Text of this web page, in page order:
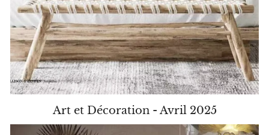
Art et Décoration - Avril 2025